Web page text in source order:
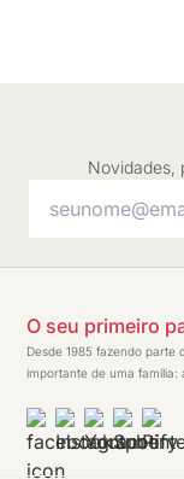
Novidades,
O seu primeiro
Desde 1985 fazendo parte
importante de uma família: